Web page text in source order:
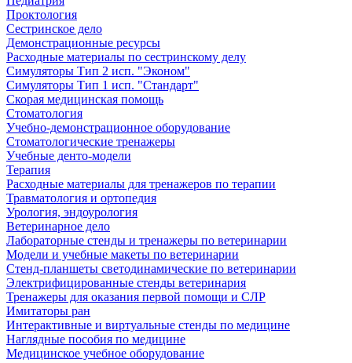
Проктология
Сестринское дело
Демонстрационные ресурсы
Расходные материалы по сестринскому делу
Симуляторы Тип 2 исп. "Эконом"
Симуляторы Тип 1 исп. "Стандарт"
Скорая медицинская помощь
Стоматология
Учебно-демонстрационное оборудование
Стоматологические тренажеры
Учебные денто-модели
Терапия
Расходные материалы для тренажеров по терапии
Травматология и ортопедия
Урология, эндоурология
Ветеринарное дело
Лабораторные стенды и тренажеры по ветеринарии
Модели и учебные макеты по ветеринарии
Стенд-планшеты светодинамические по ветеринарии
Электрифицированные стенды ветеринария
Тренажеры для оказания первой помощи и СЛР
Имитаторы ран
Интерактивные и виртуальные стенды по медицине
Наглядные пособия по медицине
Медицинское учебное оборудование